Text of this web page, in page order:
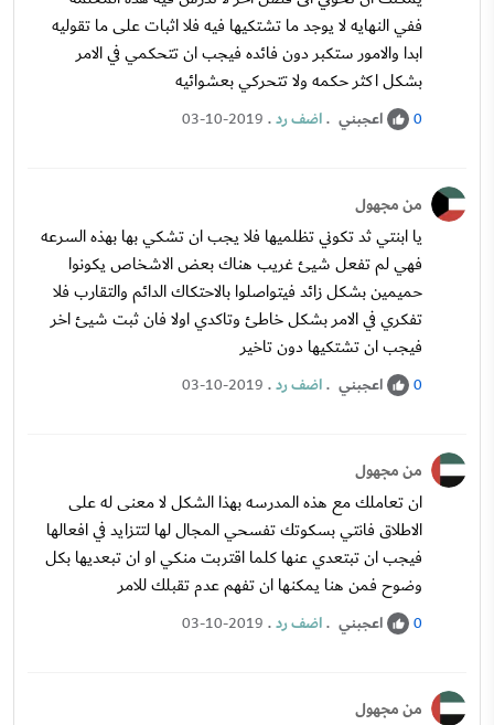
ففي النهايه لا يوجد ما تشتكيها فيه فلا اثبات على ما تقوليه
ابدا والامور ستكبر دون فائده فيجب ان تتحكمي في الامر
بشكل اكثر حكمه ولا تتحركي بعشوائيه
0 اعجبني .اضف رد.
03-10-2019
من مجهول
يا ابنتي ثد تكوني تظلميها فلا يجب ان تشكي بها بهذه السرعه
فهي لم تفعل شيئ غريب هناك بعض الاشخاص يكونوا
حميمين بشكل زائد فيتواصلوا بالاحتكاك الدائم والتقارب فلا
تفكري في الامر بشكل خاطئ وتاكدي اولا فان ثبت شيئ اخر
فيجب ان تشتكيها دون تاخير
0 اعجبني .اضف رد.
03-10-2019
من مجهول
ان تعاملك مع هذه المدرسه بهذا الشكل لا معنى له على
الاطلاق فانتي بسكوتك تفسحي المجال لها لتتزايد في افعالها
فيجب ان تبتعدي عنها كلما اقتربت منكي او ان تبعديها بكل
وضوح فمن هنا يمكنها ان تفهم عدم تقبلك للامر
0 اعجبني .اضف رد.
03-10-2019
من مجهول